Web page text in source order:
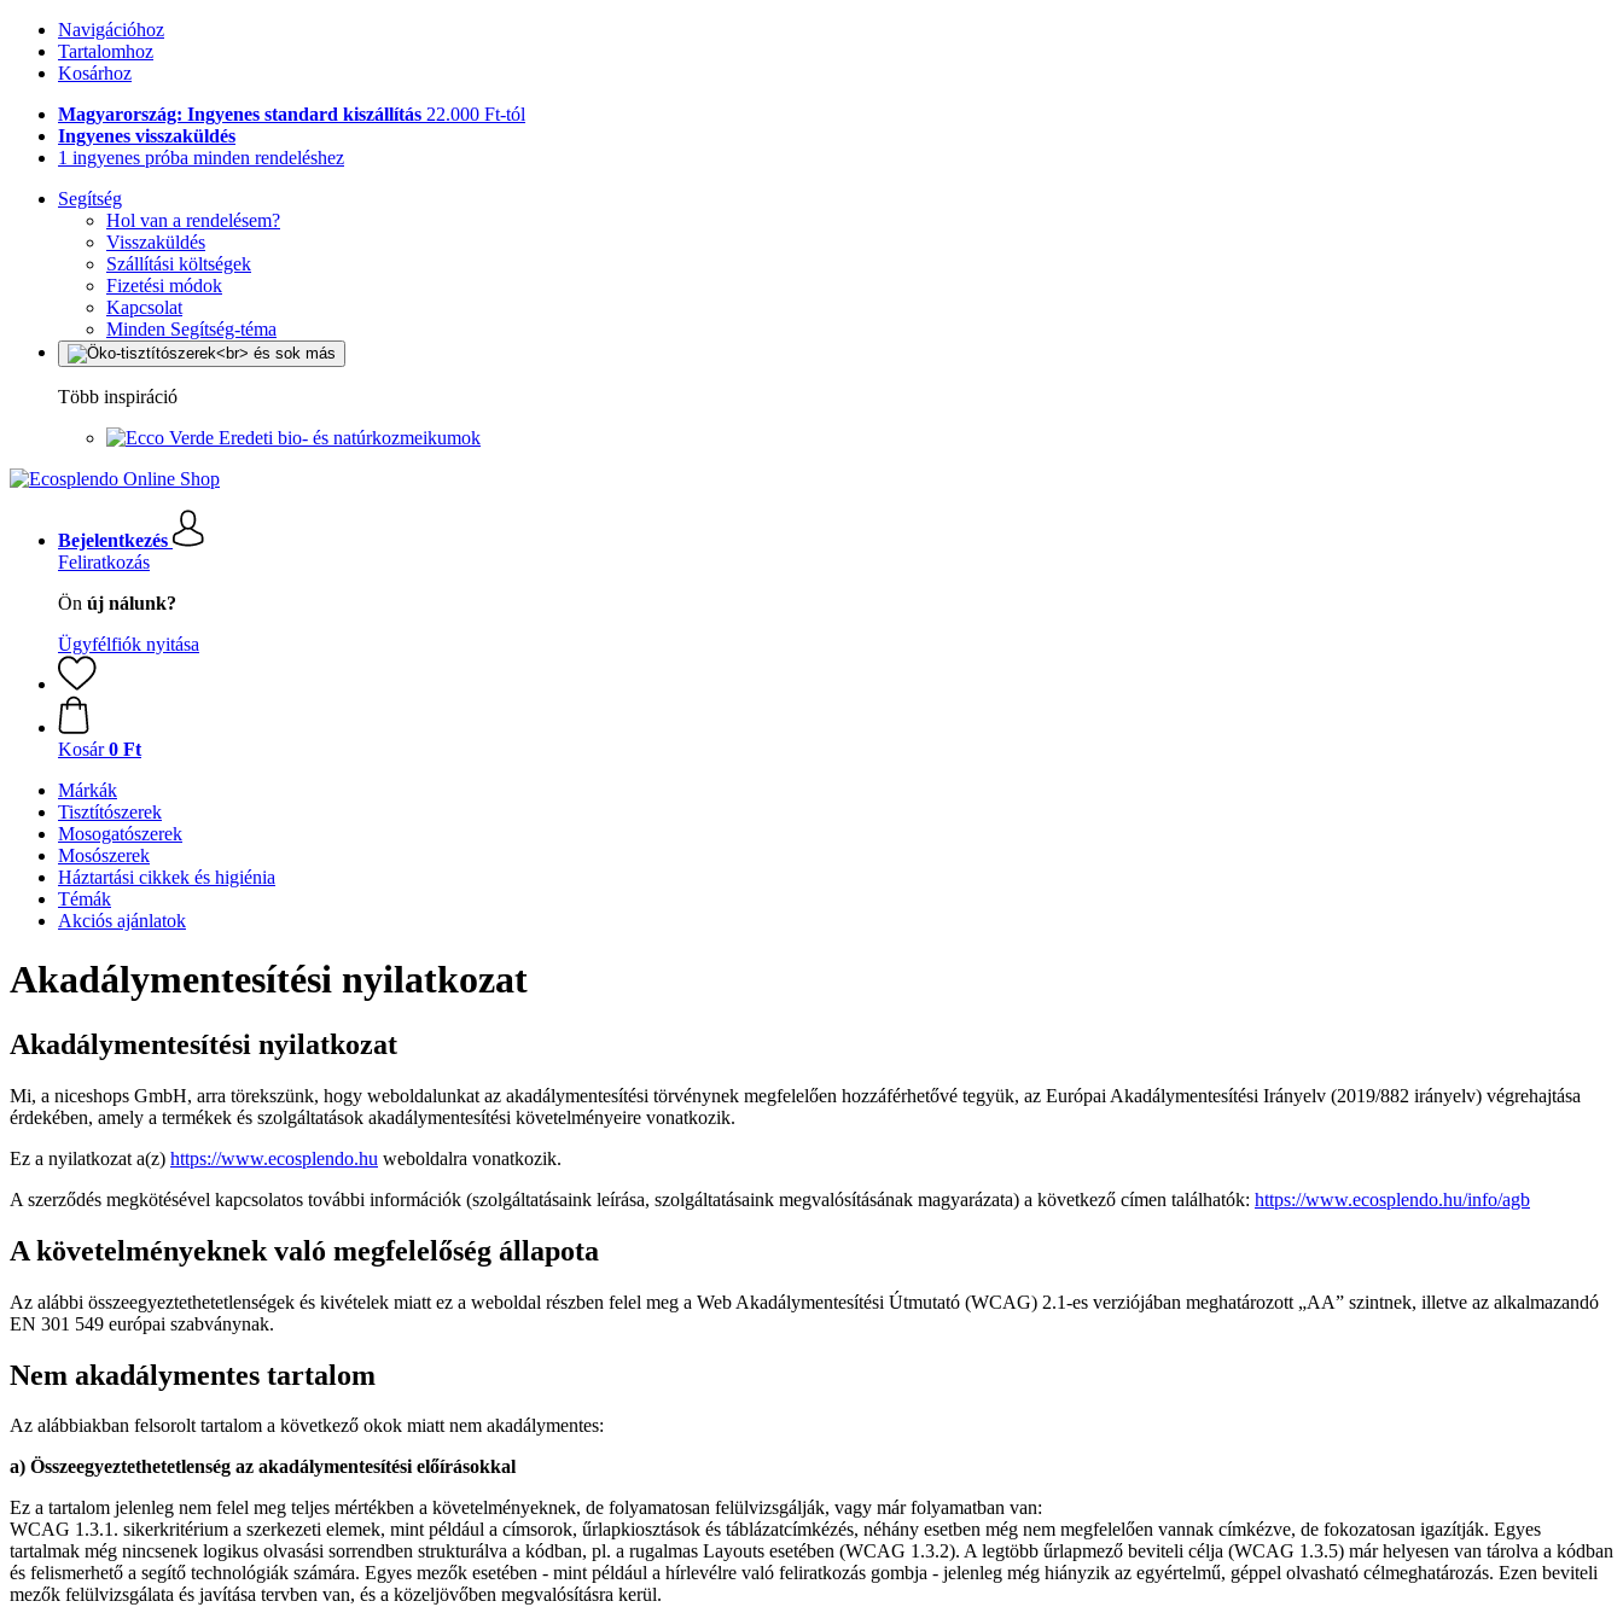
Navigációhoz
Tartalomhoz
Kosárhoz
Magyarország: Ingyenes standard kiszállítás 22.000 Ft-tól
Ingyenes visszaküldés
1 ingyenes próba minden rendeléshez
Segítség
Hol van a rendelésem?
Visszaküldés
Szállítási költségek
Fizetési módok
Kapcsolat
Minden Segítség-téma
Több inspiráció
Eredeti bio- és natúrkozmeikumok
Bejelentkezés
Feliratkozás
Ön új nálunk?
Ügyfélfiók nyitása
Kosár 0 Ft
Márkák
Tisztítószerek
Mosogatószerek
Mosószerek
Háztartási cikkek és higiénia
Témák
Akciós ajánlatok
Akadálymentesítési nyilatkozat
Akadálymentesítési nyilatkozat
Mi, a niceshops GmbH, arra törekszünk, hogy weboldalunkat az akadálymentesítési törvénynek megfelelően hozzáférhetővé tegyük, az Európai Akadálymentesítési Irányelv (2019/882 irányelv) végrehajtása
érdekében, amely a termékek és szolgáltatások akadálymentesítési követelményeire vonatkozik.
Ez a nyilatkozat a(z) https://www.ecosplendo.hu weboldalra vonatkozik.
A szerződés megkötésével kapcsolatos további információk (szolgáltatásaink leírása, szolgáltatásaink megvalósításának magyarázata) a következő címen találhatók: https://www.ecosplendo.hu/info/agb
A követelményeknek való megfelelőség állapota
Az alábbi összeegyeztethetetlenségek és kivételek miatt ez a weboldal részben felel meg a Web Akadálymentesítési Útmutató (WCAG) 2.1-es verziójában meghatározott „AA” szintnek, illetve az alkalmazandó
EN 301 549 európai szabványnak.
Nem akadálymentes tartalom
Az alábbiakban felsorolt tartalom a következő okok miatt nem akadálymentes:
a) Összeegyeztethetetlenség az akadálymentesítési előírásokkal
Ez a tartalom jelenleg nem felel meg teljes mértékben a követelményeknek, de folyamatosan felülvizsgálják, vagy már folyamatban van:
WCAG 1.3.1. sikerkritérium a szerkezeti elemek, mint például a címsorok, űrlapkiosztások és táblázatcímkézés, néhány esetben még nem megfelelően vannak címkézve, de fokozatosan igazítják. Egyes
tartalmak még nincsenek logikus olvasási sorrendben strukturálva a kódban, pl. a rugalmas Layouts esetében (WCAG 1.3.2). A legtöbb űrlapmező beviteli célja (WCAG 1.3.5) már helyesen van tárolva a kódban
és felismerhető a segítő technológiák számára. Egyes mezők esetében - mint például a hírlevélre való feliratkozás gombja - jelenleg még hiányzik az egyértelmű, géppel olvasható célmeghatározás. Ezen beviteli
mezők felülvizsgálata és javítása tervben van, és a közeljövőben megvalósításra kerül.